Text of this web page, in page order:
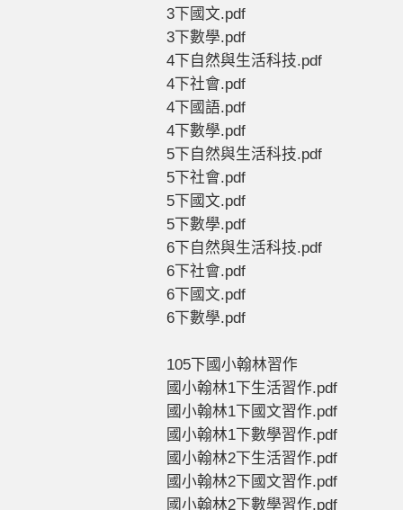
3下國文.pdf
3下數學.pdf
4下自然與生活科技.pdf
4下社會.pdf
4下國語.pdf
4下數學.pdf
5下自然與生活科技.pdf
5下社會.pdf
5下國文.pdf
5下數學.pdf
6下自然與生活科技.pdf
6下社會.pdf
6下國文.pdf
6下數學.pdf
105下國小翰林習作
國小翰林1下生活習作.pdf
國小翰林1下國文習作.pdf
國小翰林1下數學習作.pdf
國小翰林2下生活習作.pdf
國小翰林2下國文習作.pdf
國小翰林2下數學習作.pdf